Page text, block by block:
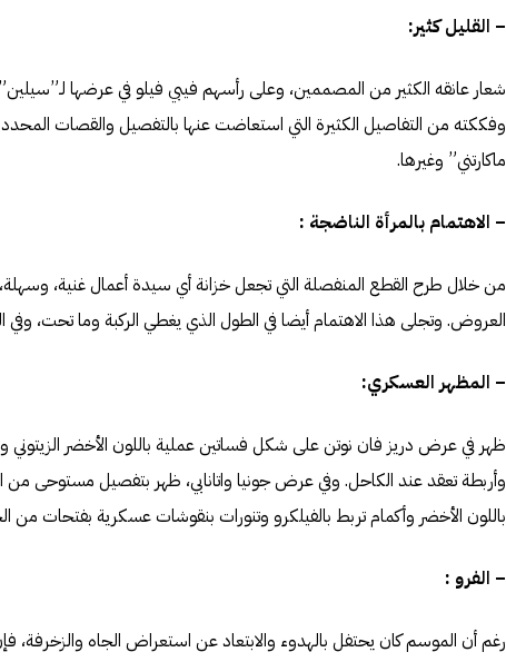
– القليل كثير:
شعار عانقه الكثير من المصممين، وعلى رأسهم فيبي فيلو في عرضها
وفككته من التفاصيل الكثيرة التي استعاضت عنها بالتفصيل والقصات
ماكارتني” وغيرها.
– الاهتمام بالمرأة الناضجة :
من خلال طرح القطع المنفصلة التي تجعل خزانة أي سيدة أعمال غنية،
العروض. وتجلى هذا الاهتمام أيضا في الطول الذي يغطي الركبة وما تحت، وفي
– المظهر العسكري:
ظهر في عرض دريز فان نوتن على شكل فساتين عملية باللون الأخضر
وأربطة تعقد عند الكاحل. وفي عرض جونيا واتانابي، ظهر بتفصيل مستوحى من
باللون الأخضر وأكمام تربط بالفيلكرو وتنورات بنقوشات عسكرية بفتحات من
– الفرو :
رغم أن الموسم كان يحتفل بالهدوء والابتعاد عن استعراض الجاه والزخرفة، فإن